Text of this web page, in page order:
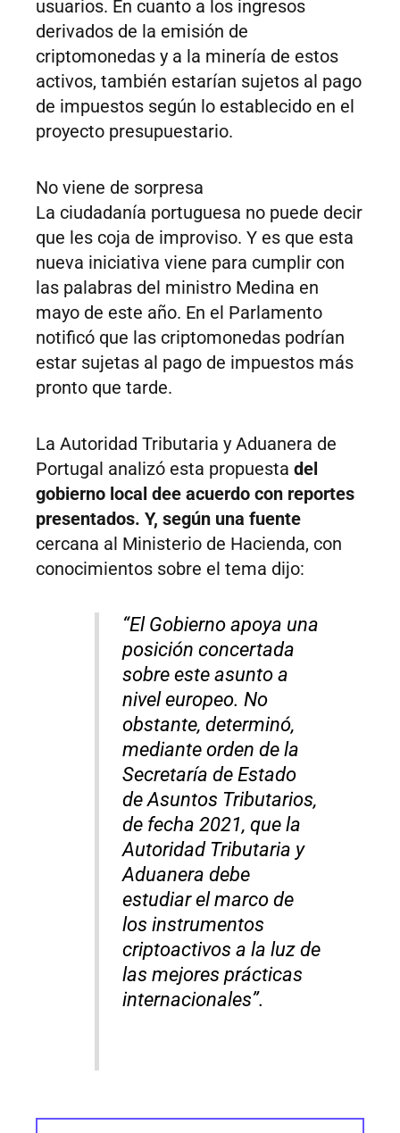
usuarios. En cuanto a los ingresos
derivados de la emisión de
criptomonedas y a la minería de estos
activos, también estarían sujetos al pago
de impuestos según lo establecido en el
proyecto presupuestario.
No viene de sorpresa
La ciudadanía portuguesa no puede decir
que les coja de improviso. Y es que esta
nueva iniciativa viene para cumplir con
las palabras del ministro Medina en
mayo de este año. En el Parlamento
notificó que las criptomonedas podrían
estar sujetas al pago de impuestos más
pronto que tarde.
La Autoridad Tributaria y Aduanera de
Portugal analizó esta propuesta del
gobierno local dee acuerdo con reportes
presentados. Y, según una fuente
cercana al Ministerio de Hacienda, con
conocimientos sobre el tema dijo:
“El Gobierno apoya una
posición concertada
sobre este asunto a
nivel europeo.No
obstante, determinó,
mediante orden de la
Secretaría de Estado
de Asuntos Tributarios,
de fecha 2021, que la
Autoridad Tributaria y
Aduanera debe
estudiar el marco de
los instrumentos
criptoactivos a la luz de
las mejores prácticas
internacionales”.